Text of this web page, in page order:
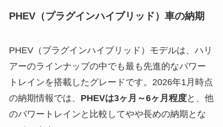
PHEV（プラグインハイブリッド）車の納期
PHEV（プラグインハイブリッド）モデルは、ハリ
アーのラインナップの中でも最も先進的なパワー
トレインを搭載したグレードです。2026年1月時点
の納期情報では、 PHEVは3ヶ月～6ヶ月程度と、他
のパワートレインと比較してやや長めの納期とな